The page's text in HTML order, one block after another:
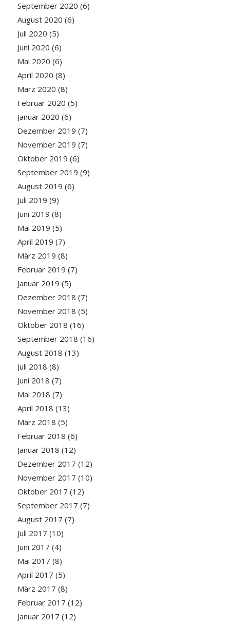
September 2020 (6)
August 2020 (6)
Juli 2020 (5)
Juni 2020 (6)
Mai 2020 (6)
April 2020 (8)
März 2020 (8)
Februar 2020 (5)
Januar 2020 (6)
Dezember 2019 (7)
November 2019 (7)
Oktober 2019 (6)
September 2019 (9)
August 2019 (6)
Juli 2019 (9)
Juni 2019 (8)
Mai 2019 (5)
April 2019 (7)
März 2019 (8)
Februar 2019 (7)
Januar 2019 (5)
Dezember 2018 (7)
November 2018 (5)
Oktober 2018 (16)
September 2018 (16)
August 2018 (13)
Juli 2018 (8)
Juni 2018 (7)
Mai 2018 (7)
April 2018 (13)
März 2018 (5)
Februar 2018 (6)
Januar 2018 (12)
Dezember 2017 (12)
November 2017 (10)
Oktober 2017 (12)
September 2017 (7)
August 2017 (7)
Juli 2017 (10)
Juni 2017 (4)
Mai 2017 (8)
April 2017 (5)
März 2017 (8)
Februar 2017 (12)
Januar 2017 (12)